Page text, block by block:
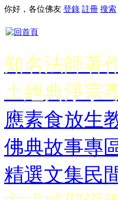
你好，各位佛友 登錄 註冊 搜索
知名法師著
土經典淨宗
應素食放生
佛典故事專
精選文集民